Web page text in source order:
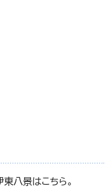
八景はこちら。